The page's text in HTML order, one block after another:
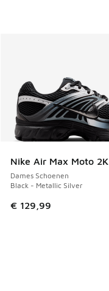
Nike Air Max Moto 2K
Dames Schoenen
Black - Metallic Silver
€ 129,99